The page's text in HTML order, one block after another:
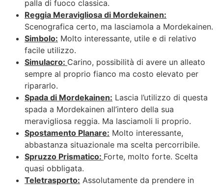
palla di fuoco classica.
Reggia Meravigliosa di Mordekainen:
Scenografica certo, ma lasciamola a Mordekainen.
Simbolo: Molto interessante, utile e di relativo
facile utilizzo.
Simulacro: Carino, possibilità di avere un alleato
sempre al proprio fianco ma costo elevato per
ripararlo.
Spada di Mordekainen: Lascia l’utilizzo di questa
spada a Mordekainen all’intero della sua
meravigliosa reggia. Ma lasciamoli li proprio.
Spostamento Planare: Molto interessante,
abbastanza situazionale ma scelta percorribile.
Spruzzo Prismatico: Forte, molto forte. Scelta
quasi obbligata.
Teletrasporto: Assolutamente da prendere in